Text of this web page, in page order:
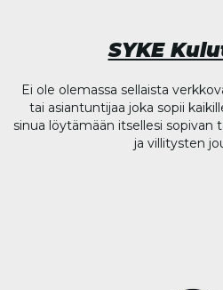
SYKE
Ei ole olemassa sellaista
tai asiantuntijaa joka sopii
sinua löytämään itsellesi
ja villitysten